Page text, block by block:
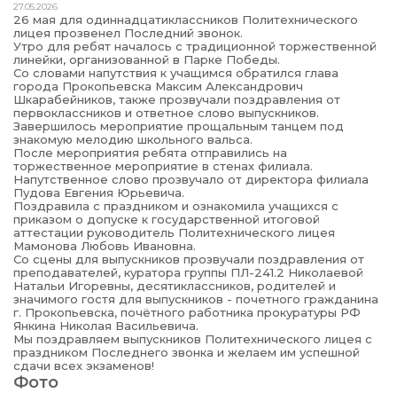
27.05.2026
26 мая для одиннадцатиклаccников Политехнического
лицея прозвенел Последний звонок.
Утро для ребят началось с традиционной торжественной
линейки, организованной в Парке Победы.
Со словами напутствия к учащимся обратился глава
города Прокопьевска Максим Александрович
Шкарабейников, также прозвучали поздравления от
первоклассников и ответное слово выпускников.
Завершилось мероприятие прощальным танцем под
знакомую мелодию школьного вальса.
После мероприятия ребята отправились на
торжественное мероприятие в стенах филиала.
Напутственное слово прозвучало от директора филиала
Пудова Евгения Юрьевича.
Поздравила с праздником и ознакомила учащихся с
приказом о допуске к государственной итоговой
аттестации руководитель Политехнического лицея
Мамонова Любовь Ивановна.
Со сцены для выпускников прозвучали поздравления от
преподавателей, куратора группы ПЛ-241.2 Николаевой
Натальи Игоревны, десятиклассников, родителей и
значимого гостя для выпускников - почетного гражданина
г. Прокопьевска, почётного работника прокуратуры РФ
Янкина Николая Васильевича.
Мы поздравляем выпускников Политехнического лицея с
праздником Последнего звонка и желаем им успешной
сдачи всех экзаменов!
Фото